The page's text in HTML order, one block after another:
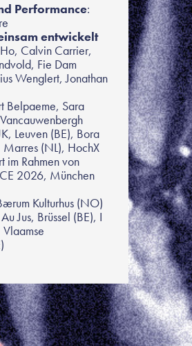
Performance:
entwickelt
Calvin Carrier,
Fie Dam
Wenglert, Jonathan
Belpaeme, Sara
Leuven (BE), Bora
Marres (NL), HochX
im Rahmen von
2026, München
Kulturhus (NO)
Jus, Brüssel (BE), I